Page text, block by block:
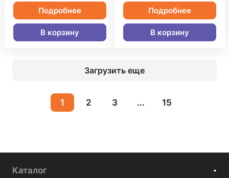
Подробнее
В корзину
Подробнее
В корзину
Загрузить еще
1 2 3 ... 15
Каталог